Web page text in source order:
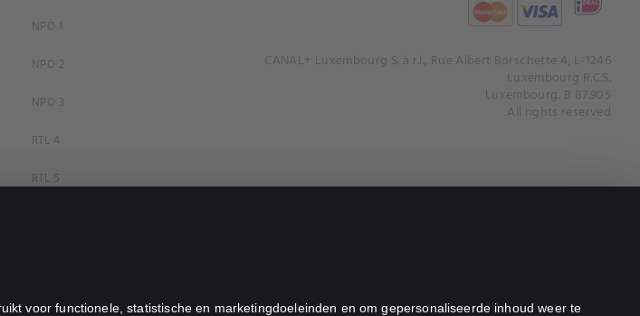
voor functionele, statistische en marketingdoeleinden en om gepersonaliseerde inhoud weer te
NPO 1
NPO 2
NPO 3
RTL 4
RTL 5
CANAL+ Luxembourg S. à r.l., Rue Albert Borschette 4, L-1246
Luxembourg R.C.S.
Luxembourg: B 87.905
All rights reserved